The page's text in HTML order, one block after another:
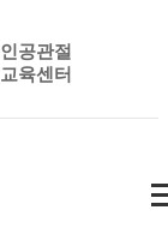
인공관절
교육센터